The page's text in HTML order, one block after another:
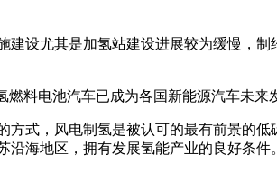
设尤其是加氢站建设进展较为缓慢，
料电池汽车已成为各国新能源汽车未来
式，风电制氢是被认可的最有前景的
海地区，拥有发展氢能产业的良好条